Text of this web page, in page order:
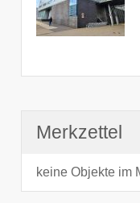
Merkzettel
keine Objekte im